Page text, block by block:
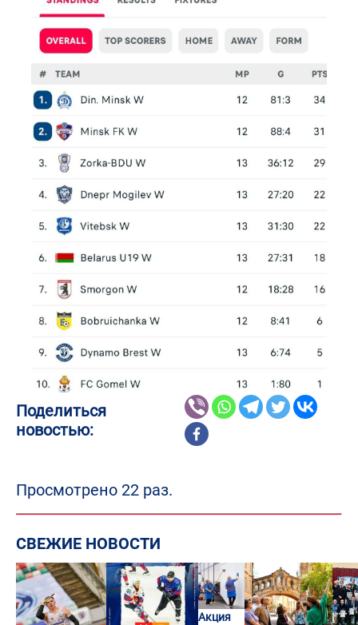
Поделиться
новостью:
Просмотрено 22 раз.
СВЕЖИЕ НОВОСТИ
Акция